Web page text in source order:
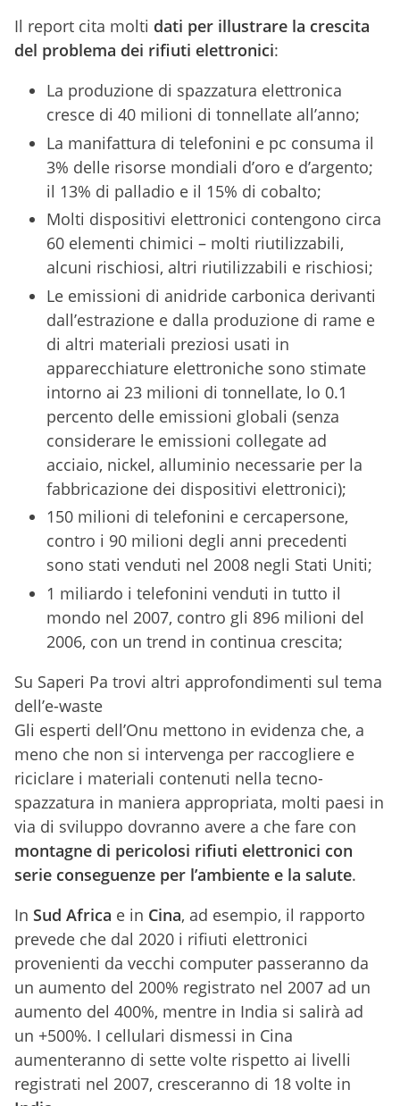
Il report cita molti dati per illustrare la crescita
del problema dei rifiuti elettronici:
La produzione di spazzatura elettronica
cresce di 40 milioni di tonnellate all’anno;
La manifattura di telefonini e pc consuma il
3% delle risorse mondiali d’oro e d’argento;
il 13% di palladio e il 15% di cobalto;
Molti dispositivi elettronici contengono circa
60 elementi chimici – molti riutilizzabili,
alcuni rischiosi, altri riutilizzabili e rischiosi;
Le emissioni di anidride carbonica derivanti
dall’estrazione e dalla produzione di rame e
di altri materiali preziosi usati in
apparecchiature elettroniche sono stimate
intorno ai 23 milioni di tonnellate, lo 0.1
percento delle emissioni globali (senza
considerare le emissioni collegate ad
acciaio, nickel, alluminio necessarie per la
fabbricazione dei dispositivi elettronici);
150 milioni di telefonini e cercapersone,
contro i 90 milioni degli anni precedenti
sono stati venduti nel 2008 negli Stati Uniti;
1 miliardo i telefonini venduti in tutto il
mondo nel 2007, contro gli 896 milioni del
2006, con un trend in continua crescita;
Su Saperi Pa trovi altri approfondimenti sul tema
dell’e-waste
Gli esperti dell’Onu mettono in evidenza che, a
meno che non si intervenga per raccogliere e
riciclare i materiali contenuti nella tecno-
spazzatura in maniera appropriata, molti paesi in
via di sviluppo dovranno avere a che fare con
montagne di pericolosi rifiuti elettronici con
serie conseguenze per l’ambiente e la salute.
In Sud Africa e in Cina, ad esempio, il rapporto
prevede che dal 2020 i rifiuti elettronici
provenienti da vecchi computer passeranno da
un aumento del 200% registrato nel 2007 ad un
aumento del 400%, mentre in India si salirà ad
un +500%. I cellulari dismessi in Cina
aumenteranno di sette volte rispetto ai livelli
registrati nel 2007, cresceranno di 18 volte in